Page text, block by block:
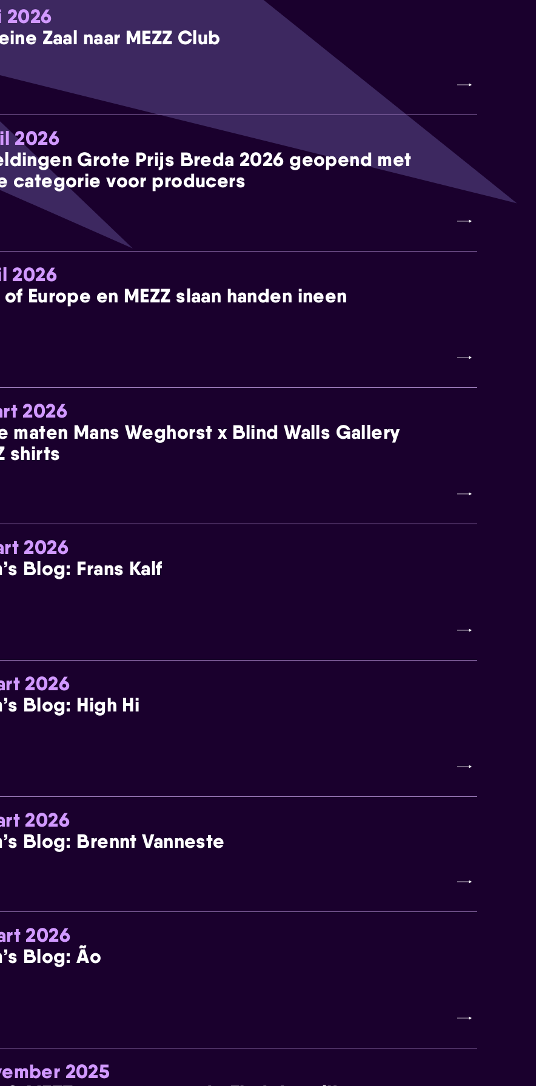
2026
Zaal naar MEZZ Club
2026
Grote Prijs Breda 2026 geopend met
categorie voor producers
2026
Europe en MEZZ slaan handen ineen
2026
maten Mans Weghorst x Blind Walls Gallery
shirts
2026
Blog: Frans Kalf
2026
Blog: High Hi
2026
Blog: Brennt Vanneste
2026
Blog: Ão
2025